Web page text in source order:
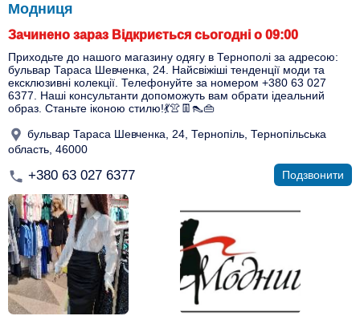
Модниця
Зачинено зараз Відкриється сьогодні о 09:00
Приходьте до нашого магазину одягу в Тернополі за адресою:
бульвар Тараса Шевченка, 24. Найсвіжіші тенденції моди та
ексклюзивні колекції. Телефонуйте за номером +380 63 027
6377. Наші консультанти допоможуть вам обрати ідеальний
образ. Станьте іконою стилю!💃👚👖👠👜
бульвар Тараса Шевченка, 24, Тернопіль, Тернопільська
область, 46000
+380 63 027 6377 Подзвонити